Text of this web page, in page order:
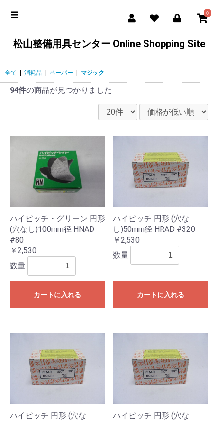
0
松山整備用具センター Online Shopping Site
全て 消耗品 ペーパー マジック
94件の商品が見つかりました
ハイピッチ・グリーン 円形
(穴なし)100mm径 HNAD
#80
￥2,530
数量
カートに入れる
ハイピッチ 円形 (穴な
し)50mm径 HRAD #320
￥2,530
数量
カートに入れる
ハイピッチ 円形 (穴な
ハイピッチ 円形 (穴な